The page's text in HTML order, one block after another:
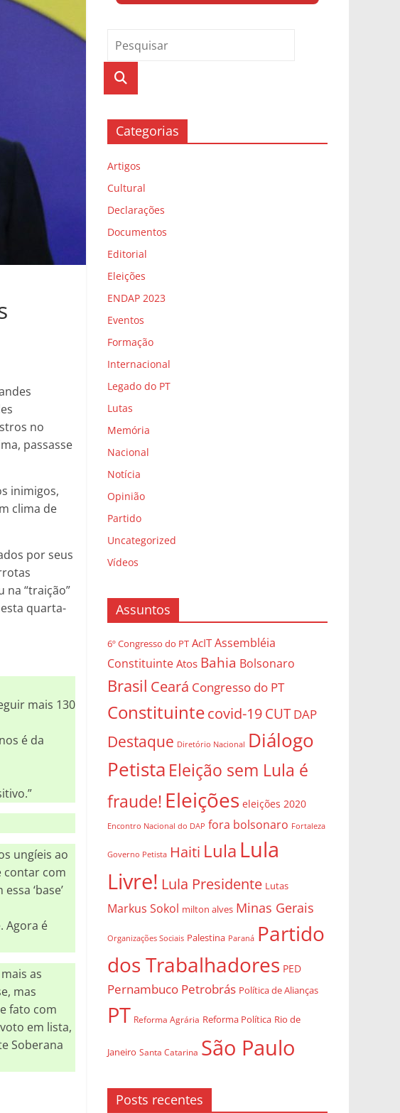
no
passasse
inimigos,
clima de
por seus
na “traição”
quarta-
mais 130
é da
ungíeis ao
contar com
‘base’
Agora é
as
mas
fato com
em lista,
Soberana
Categorias
Artigos
Cultural
Declarações
Documentos
Editorial
Eleições
ENDAP 2023
Eventos
Formação
Internacional
Legado do PT
Lutas
Memória
Nacional
Notícia
Opinião
Partido
Uncategorized
Vídeos
Assuntos
6º Congresso do PT AcIT Assembléia
Constituinte Atos Bahia Bolsonaro
Brasil Ceará Congresso do PT
Constituintecovid-19CUT DAP
Destaque Diretório Nacional Diálogo
Petista Eleição sem Lula é
fraude! Eleições eleições 2020
Encontro Nacional do DAP fora bolsonaro Fortaleza
Governo Petista Haiti Lula Lula
Livre! Lula Presidente Lutas
Markus Sokol milton alves Minas Gerais
Organizações Sociais Palestina Paraná Partido
dos Trabalhadores PED
Pernambuco Petrobrás Política de Alianças
PT Reforma Agrária Reforma Política Rio de
Janeiro Santa Catarina São Paulo
Posts recentes